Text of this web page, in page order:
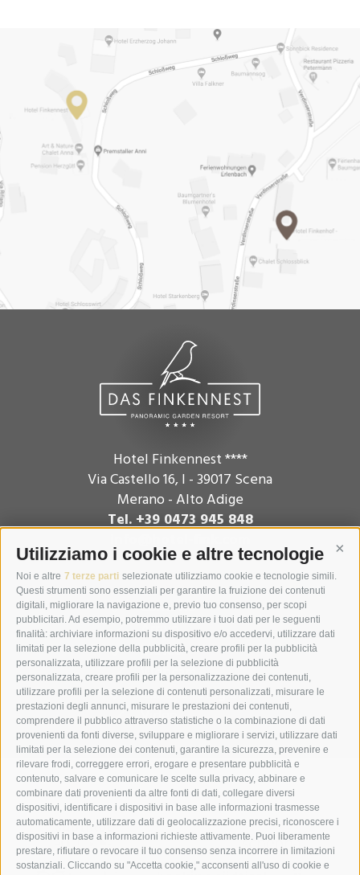
Utilizziamo i cookie e altre tecnologie
Noi e altre 7 terze parti selezionate utilizziamo cookie e tecnologie simili.
Questi strumenti sono essenziali per garantire la fruizione dei contenuti
digitali, migliorare la navigazione e, previo tuo consenso, per scopi
pubblicitari. Ad esempio, potremmo utilizzare i tuoi dati per le seguenti
finalità: archiviare informazioni su dispositivo e/o accedervi, utilizzare dati
limitati per la selezione della pubblicità, creare profili per la pubblicità
personalizzata, utilizzare profili per la selezione di pubblicità
personalizzata, creare profili per la personalizzazione dei contenuti,
utilizzare profili per la selezione di contenuti personalizzati, misurare le
prestazioni degli annunci, misurare le prestazioni dei contenuti,
comprendere il pubblico attraverso statistiche o la combinazione di dati
provenienti da fonti diverse, sviluppare e migliorare i servizi, utilizzare dati
limitati per la selezione dei contenuti, garantire la sicurezza, prevenire e
rilevare frodi, correggere errori, erogare e presentare pubblicità e
contenuto, salvare e comunicare le scelte sulla privacy, abbinare e
combinare dati provenienti da altre fonti di dati, collegare diversi
dispositivi, identificare i dispositivi in base alle informazioni trasmesse
automaticamente, utilizzare dati di geolocalizzazione precisi, riconoscere i
dispositivi in base a informazioni richieste attivamente. Puoi liberamente
prestare, rifiutare o revocare il tuo consenso senza incorrere in limitazioni
sostanziali. Cliccando su "Accetta cookie," acconsenti all'uso di cookie e
Hotel Finkennest ****
Via Castello 16, I - 39017 Scena
Merano - Alto Adige
Tel. +39 0473 945 848
Contatto
Arrivo
Meteo
Webcam
Galleria fotografica
Video